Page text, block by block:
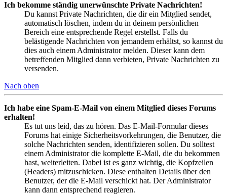
Ich bekomme ständig unerwünschte Private Nachrichten!
Du kannst Private Nachrichten, die dir ein Mitglied sendet,
automatisch löschen, indem du in deinem persönlichen
Bereich eine entsprechende Regel erstellst. Falls du
belästigende Nachrichten von jemandem erhältst, so kannst du
dies auch einem Administrator melden. Dieser kann dem
betreffenden Mitglied dann verbieten, Private Nachrichten zu
versenden.
Nach oben
Ich habe eine Spam-E-Mail von einem Mitglied dieses Forums
erhalten!
Es tut uns leid, das zu hören. Das E-Mail-Formular dieses
Forums hat einige Sicherheitsvorkehrungen, die Benutzer, die
solche Nachrichten senden, identifizieren sollen. Du solltest
einem Administrator die komplette E-Mail, die du bekommen
hast, weiterleiten. Dabei ist es ganz wichtig, die Kopfzeilen
(Headers) mitzuschicken. Diese enthalten Details über den
Benutzer, der die E-Mail verschickt hat. Der Administrator
kann dann entsprechend reagieren.